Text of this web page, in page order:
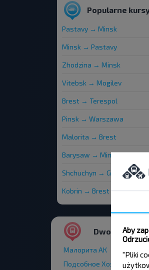
Popularne
Pastavy → Minsk
Minsk → Pastavy
Zhodzina → Minsk
Vitebsk → Mogilev
Brest → Terespol
Pinsk → Warszawa
Malorita → Brest
Barysaw → Minsk
Shchuchyn → Gradno
Kobrin → Brest
Dworce i
Малорита АК
Подсобное Хозяйство
Aby
"Pliki